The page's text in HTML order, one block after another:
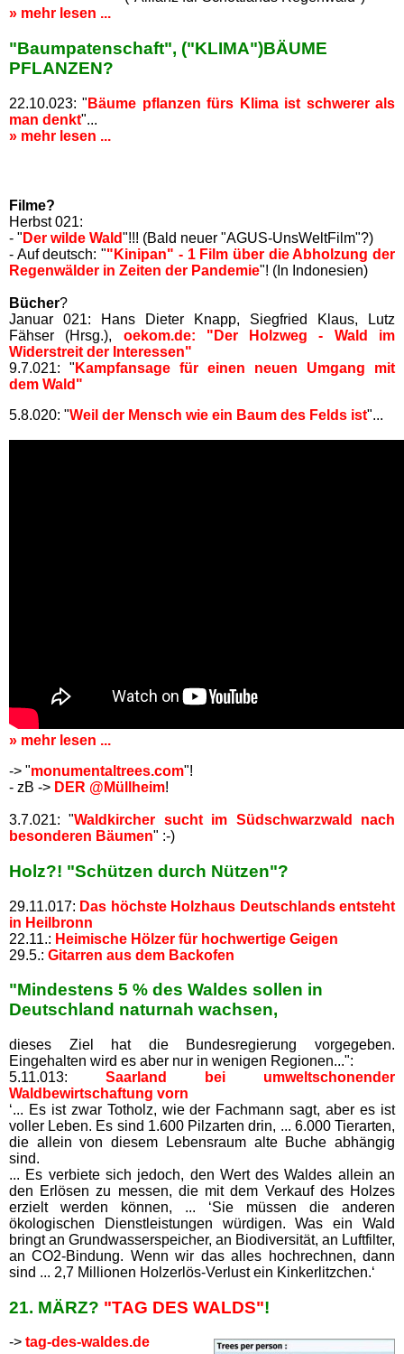
» mehr lesen ...
"Baumpatenschaft", ("KLIMA")BÄUME
PFLANZEN?
22.10.023: " Bäume pflanzen fürs Klima ist schwerer als
man denkt"...
» mehr lesen ...
Filme?
Herbst 021:
- " Der wilde Wald"!!! (Bald neuer "AGUS-UnsWeltFilm"?)
- Auf deutsch: ""Kinipan" - 1 Film über die Abholzung der
Regenwälder in Zeiten der Pandemie"! (In Indonesien)
Bücher?
Januar 021: Hans Dieter Knapp, Siegfried Klaus, Lutz
Fähser (Hrsg.), oekom.de: "Der Holzweg - Wald im
Widerstreit der Interessen"
9.7.021: " Kampfansage für einen neuen Umgang mit
dem Wald "
5.8.020: "Weil der Mensch wie ein Baum des Felds ist"...
» mehr lesen ...
-> "monumentaltrees.com"!
- zB -> DER @Müllheim!
3.7.021: "Waldkircher sucht im Südschwarzwald nach
besonderen Bäumen" :-)
Holz?! "Schützen durch Nützen"?
29.11.017: Das höchste Holzhaus Deutschlands entsteht
in Heilbronn
22.11.: Heimische Hölzer für hochwertige Geigen
29.5.: Gitarren aus dem Backofen
"Mindestens 5 % des Waldes sollen in
Deutschland naturnah wachsen,
dieses Ziel hat die Bundesregierung vorgegeben.
Eingehalten wird es aber nur in wenigen Regionen...":
5.11.013: Saarland bei umweltschonender
Waldbewirtschaftung vorn
‘... Es ist zwar Totholz, wie der Fachmann sagt, aber es ist
voller Leben. Es sind 1.600 Pilzarten drin, ... 6.000 Tierarten,
die allein von diesem Lebensraum alte Buche abhängig
sind.
... Es verbiete sich jedoch, den Wert des Waldes allein an
den Erlösen zu messen, die mit dem Verkauf des Holzes
erzielt werden können, ... ‘Sie müssen die anderen
ökologischen Dienstleistungen würdigen. Was ein Wald
bringt an Grundwasserspeicher, an Biodiversität, an Luftfilter,
an CO2-Bindung. Wenn wir das alles hochrechnen, dann
sind ... 2,7 Millionen Holzerlös-Verlust ein Kinkerlitzchen.‘
21. MÄRZ? "TAG DES WALDS"!
-> tag-des-waldes.de